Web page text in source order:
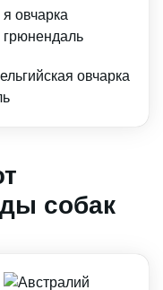
овчарка
собак